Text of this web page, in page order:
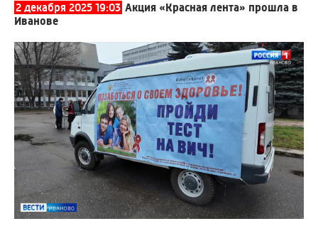
2 декабря 2025 19:03 Акция «Красная лента» прошла в
Иванове